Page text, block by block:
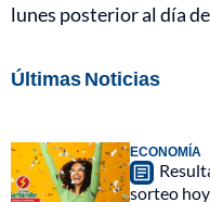
lunes posterior al día
Últimas Noticias
ECONOMÍA
sorteo